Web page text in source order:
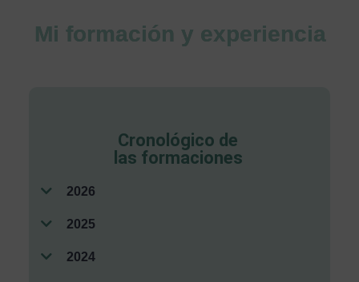
Mi formación y experiencia
Cronológico de
las formaciones
2026
2025
2024